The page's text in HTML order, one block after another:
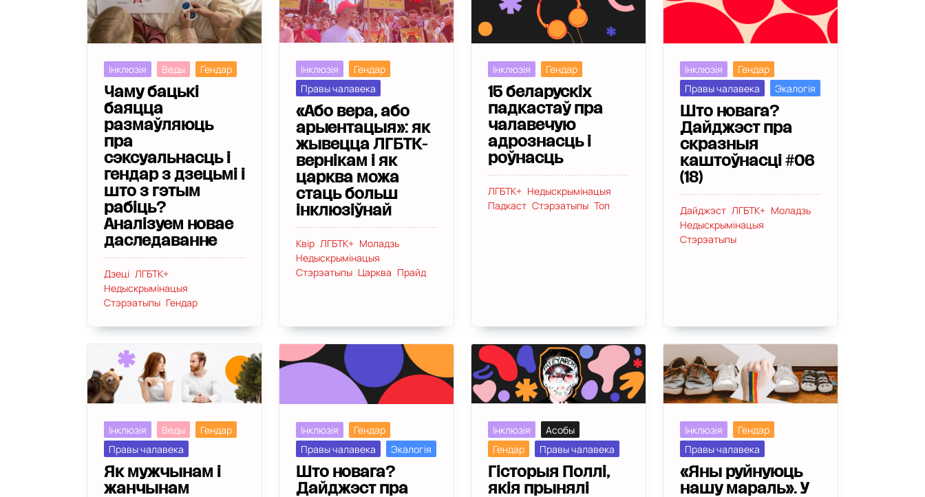
Інклюзія Веды Гендар
Чаму бацькі
баяцца
размаўляюць
пра
сэксуальнасць і
гендар з дзецьмі і
што з гэтым
рабіць?
Аналізуем новае
даследаванне
Дзеці ЛГБТК+
Недыскрымінацыя
Стэрэатыпы Гендар
Інклюзія
Гендар
Правы чалавека
«Або вера, або
арыентацыя»: як
жывецца ЛГБТК-
вернікам і як
царква можа
стаць больш
інклюзіўнай
Квір ЛГБТК+ Моладзь
Недыскрымінацыя
Стэрэатыпы Царква Прайд
Інклюзія Гендар
15 беларускіх
падкастаў пра
чалавечую
адрознасць і
роўнасць
ЛГБТК+ Недыскрымінацыя
Падкаст Стэрэатыпы Топ
Інклюзія
Гендар
Правы чалавека
Экалогія
Што новага?
Дайджэст пра
скразныя
каштоўнасці #06
(18)
Дайджэст ЛГБТК+ Моладзь
Недыскрымінацыя
Стэрэатыпы
Інклюзія Веды
Гендар
Правы чалавека
Як мужчынам і
жанчынам
Інклюзія
Гендар
Правы чалавека
Экалогія
Што новага?
Дайджэст пра
Інклюзія
Асобы
Гендар
Правы чалавека
Гісторыя Поллі,
якія прынялі
Інклюзія
Гендар
Правы чалавека
«Яны руйнуюць
нашу мараль». У